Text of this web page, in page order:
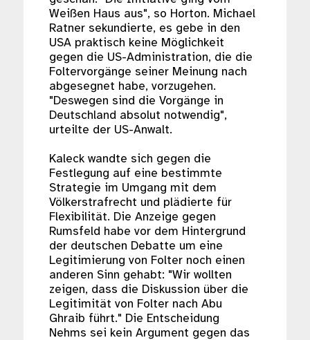
Weißen Haus aus", so Horton. Michael
Ratner sekundierte, es gebe in den
USA praktisch keine Möglichkeit
gegen die US-Administration, die die
Foltervorgänge seiner Meinung nach
abgesegnet habe, vorzugehen.
"Deswegen sind die Vorgänge in
Deutschland absolut notwendig",
urteilte der US-Anwalt.
Kaleck wandte sich gegen die
Festlegung auf eine bestimmte
Strategie im Umgang mit dem
Völkerstrafrecht und plädierte für
Flexibilität. Die Anzeige gegen
Rumsfeld habe vor dem Hintergrund
der deutschen Debatte um eine
Legitimierung von Folter noch einen
anderen Sinn gehabt: "Wir wollten
zeigen, dass die Diskussion über die
Legitimität von Folter nach Abu
Ghraib führt." Die Entscheidung
Nehms sei kein Argument gegen das